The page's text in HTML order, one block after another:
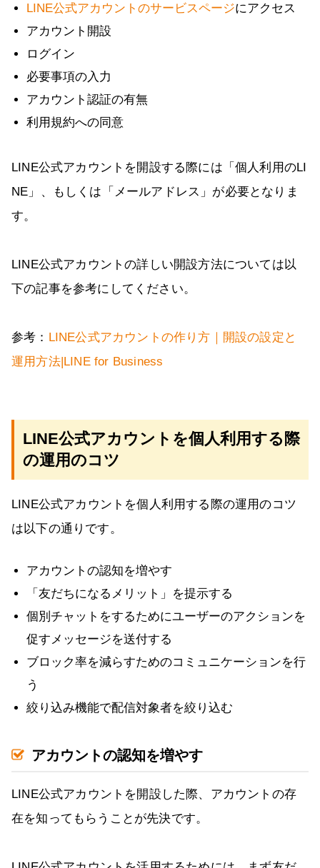
LINE公式アカウントのサービスページにアクセス
アカウント開設
ログイン
必要事項の入力
アカウント認証の有無
利用規約への同意
LINE公式アカウントを開設する際には「個人利用のLI
NE」、もしくは「メールアドレス」が必要となりま
す。
LINE公式アカウントの詳しい開設方法については以
下の記事を参考にしてください。
参考： LINE公式アカウントの作り方｜開設の設定と
運用方法|LINE for Business
LINE公式アカウントを個人利用する際
の運用のコツ
LINE公式アカウントを個人利用する際の運用のコツ
は以下の通りです。
アカウントの認知を増やす
「友だちになるメリット」を提示する
個別チャットをするためにユーザーのアクションを
促すメッセージを送付する
ブロック率を減らすためのコミュニケーションを行
う
絞り込み機能で配信対象者を絞り込む
アカウントの認知を増やす
LINE公式アカウントを開設した際、アカウントの存
在を知ってもらうことが先決です。